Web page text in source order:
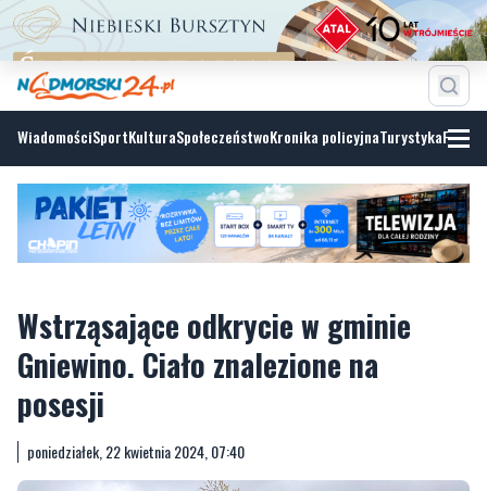
WiadomościSportKulturaSpołeczeństwoKronika policyjnaTurystyka
Wstrząsające odkrycie w gminie
posesji
poniedziałek, 22 kwietnia 2024, 07:40